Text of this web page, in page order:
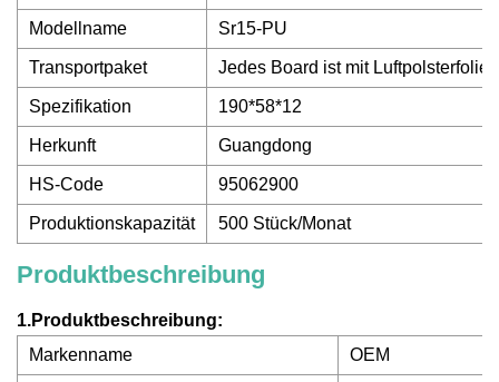
Modellname Sr15-PU
Transportpaket Jedes Board ist mit Luftpolsterfolie
Spezifikation 190*58*12
Herkunft Guangdong
HS-Code 95062900
Produktionskapazität 500 Stück/Monat
Produktbeschreibung
1.Produktbeschreibung:
Markenname
OEM